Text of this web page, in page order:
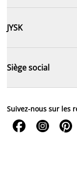
JYSK
Siège social
Suivez-nous sur les
  